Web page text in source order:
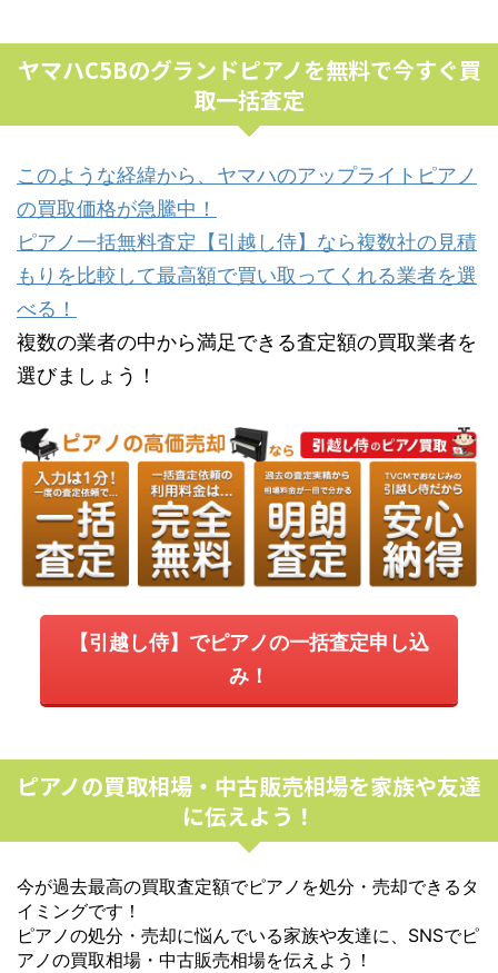
ヤマハC5Bのグランドピアノを無料で今すぐ買
取一括査定
このような経緯から、ヤマハのアップライトピアノ
の買取価格が急騰中！
ピアノ一括無料査定【引越し侍】なら複数社の見積
もりを比較して最高額で買い取ってくれる業者を選
べる！
複数の業者の中から満足できる査定額の買取業者を
選びましょう！
【引越し侍】でピアノの一括査定申し込
み！
ピアノの買取相場・中古販売相場を家族や友達
に伝えよう！
今が過去最高の買取査定額でピアノを処分・売却できるタ
イミングです！
ピアノの処分・売却に悩んでいる家族や友達に、SNSでピ
アノの買取相場・中古販売相場を伝えよう！